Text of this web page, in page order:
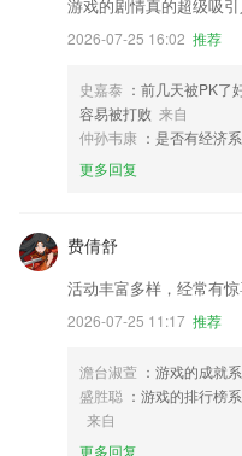
游戏的剧情真的超级吸
2026-07-25 16:02 推荐
史嘉泰 ：前几天被PK了
容易被打败 来自
仲孙韦康 ：是否有经济
更多回复
费倩舒
活动丰富多样，经常有惊
2026-07-25 11:17 推荐
澹台淑萱 ：游戏的成就
盛胜聪 ：游戏的排行榜
来自
更多回复